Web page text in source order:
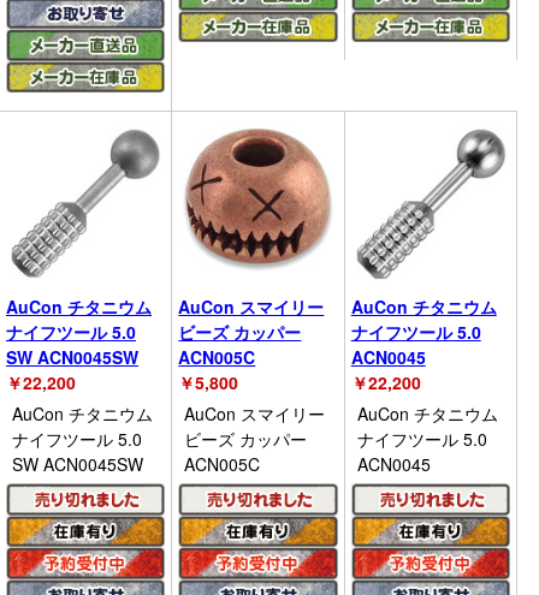
AuCon チタニウム
ナイフツール 5.0
SW ACN0045SW
￥22,200
AuCon チタニウム
ナイフツール 5.0
SW ACN0045SW
AuCon スマイリー
ビーズ カッパー
ACN005C
￥5,800
AuCon スマイリー
ビーズ カッパー
ACN005C
AuCon チタニウム
ナイフツール 5.0
ACN0045
￥22,200
AuCon チタニウム
ナイフツール 5.0
ACN0045